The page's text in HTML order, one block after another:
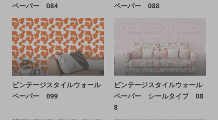
ペーパー 084
ペーパー 088
ビンテージスタイルウォール
ペーパー 099
ビンテージスタイルウォール
ペーパー シールタイプ 08
8